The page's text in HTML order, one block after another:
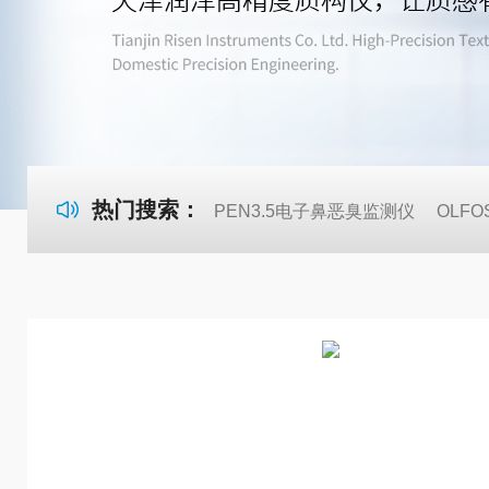
热门搜索： PEN3.5电子鼻恶臭监测仪